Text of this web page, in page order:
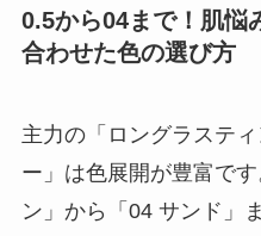
0.5から04まで！肌悩
合わせた色の選び方
主力の「ロングラステ
ー」は色展開が豊富で
ン」から「04 サンド」